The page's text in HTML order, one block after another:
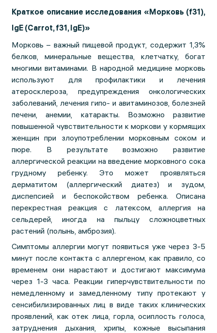
Краткое описание исследования «Морковь (f31),
IgE (Carrot, f31, IgE)»
Морковь – важный пищевой продукт, содержит 1,3%
белков, минеральные вещества, клетчатку, богат
многими витаминами. В народной медицине морковь
используют для профилактики и лечения
атеросклероза, предупреждения онкологических
заболеваний, лечения гипо- и авитаминозов, болезней
печени, анемии, катаракты. Возможно развитие
повышенной чувствительности к моркови у кормящих
женщин при злоупотреблении морковным соком и
пюре. В результате возможно развитие
аллергической реакции на введение морковного сока
грудному ребенку. Это может проявляться
дерматитом (аллергический диатез) и зудом,
диспепсией и беспокойством ребенка. Описана
перекрестная реакция с латексом, аллергия на
сельдерей, иногда на пыльцу сложноцветных
растений (полынь, амброзия).
Симптомы аллергии могут появиться уже через 3-5
минут после контакта с аллергеном, как правило, со
временем они нарастают и достигают максимума
через 1-3 часа. Реакции гиперчувствительности по
немедленному и замедленному типу протекают у
сенсибилизированных лиц в виде таких клинических
проявлений, как отек лица, горла, осиплость голоса,
затруднения дыхания, хрипы, кожные высыпания